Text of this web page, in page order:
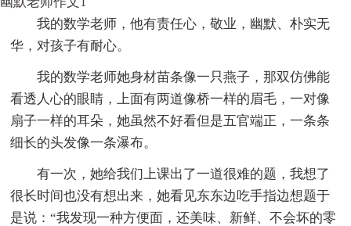
我的数学老师，他有责任心，敬业，幽默、朴实无
华，对孩子有耐心。
我的数学老师她身材苗条像一只燕子，那双仿佛能
看透人心的眼睛，上面有两道像桥一样的眉毛，一对像
扇子一样的耳朵，她虽然不好看但是五官端正，一条条
细长的头发像一条瀑布。
有一次，她给我们上课出了一道很难的题，我想了
很长时间也没有想出来，她看见东东边吃手指边想题于
是说：“我发现一种方便面，还美味、新鲜、不会坏的零